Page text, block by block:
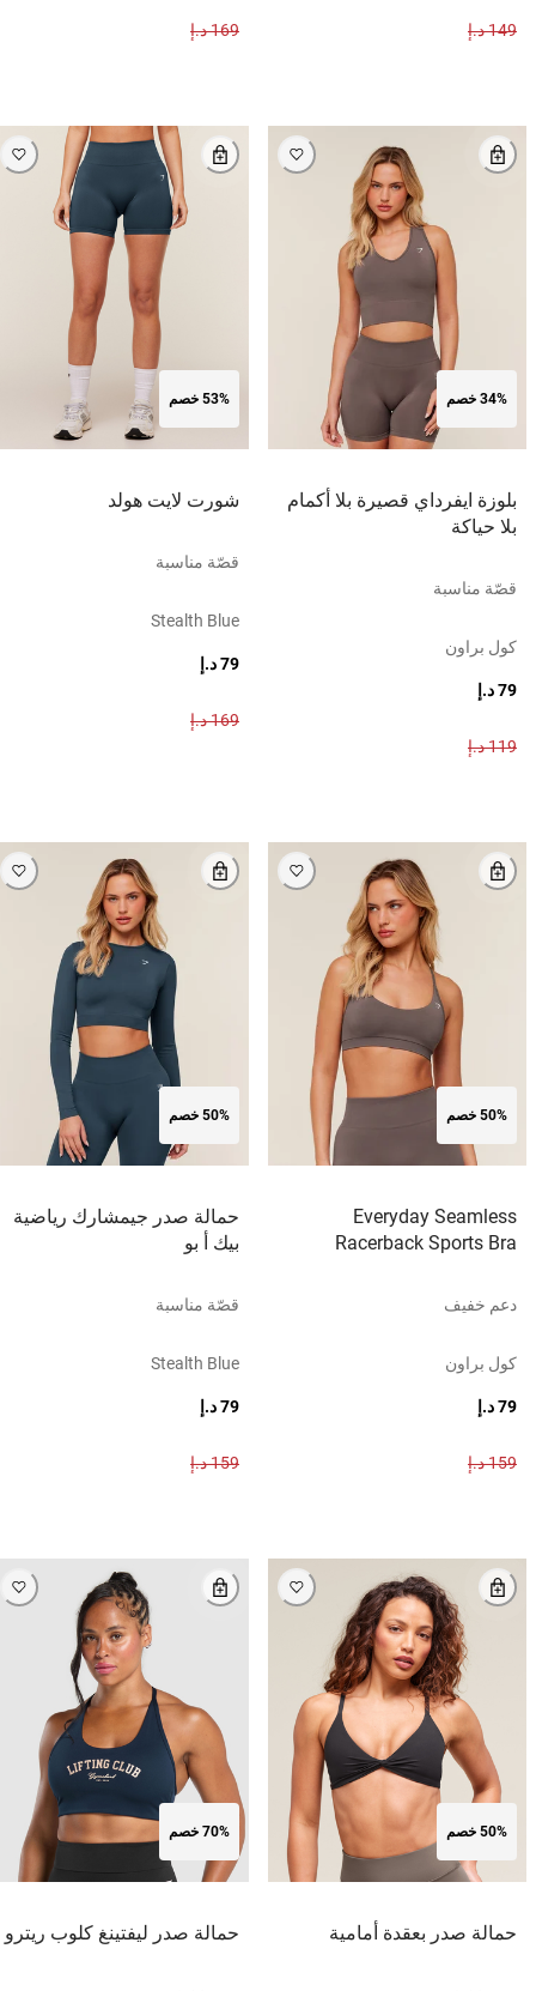
149 د.إ 169 د.إ
34% خصم
بلوزة ايفرداي قصيرة بلا أكمام
بلا حياكة
قصّة مناسبة
كول براون
79 د.إ
119 د.إ
53% خصم
شورت لايت هولد
قصّة مناسبة
Stealth Blue
79 د.إ
169 د.إ
50% خصم
Everyday Seamless
Racerback Sports Bra
دعم خفيف
كول براون
79 د.إ
159 د.إ
50% خصم
حمالة صدر جيمشارك رياضية
بيك أ بو
قصّة مناسبة
Stealth Blue
79 د.إ
159 د.إ
50% خصم
حمالة صدر بعقدة أمامية
70% خصم
حمالة صدر ليفتينغ كلوب ريترو